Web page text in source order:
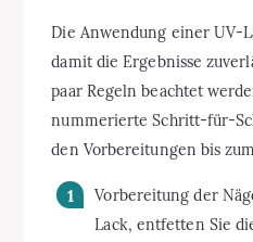
Die Anwendung einer UV-
damit die Ergebnisse
paar Regeln beachtet
nummerierte Schritt-für-
den Vorbereitungen bis
Vorbereitung der
Lack, entfetten Sie